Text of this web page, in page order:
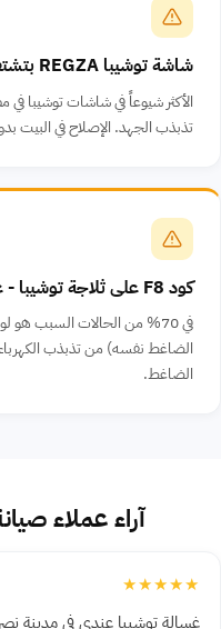
شاشة توشيبا REGZA بتشتغل وتقفل - عطل Power Supply
تذبذب الجهد. الإصلاح في
كود F8 على ثلاجة توشيبا - عطل ضاغط الإنفرتر
الضاغط نفسه) من تذبذب
الضاغط.
آراء عملاء
★★★★★